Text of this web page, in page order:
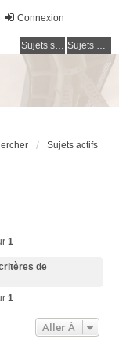
Connexion
Sujets sans réponse Sujets actifs
Sujets actifs
1
de
1
Aller À